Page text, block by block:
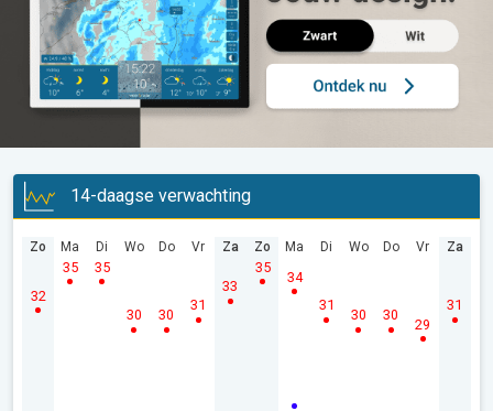
14-daagse verwachting
Zo
32
Ma
35
Di
35
Wo
30
Do
30
Vr
31
Za
33
Zo
35
Ma
34
Di
31
Wo
30
Do
30
Vr
29
Za
31